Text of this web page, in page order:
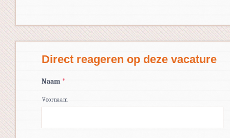
Direct reageren op deze vacature
Naam *
Voornaam